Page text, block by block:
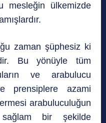
mesleğin ülkemizde
zaman şüphesiz ki
Bu yönüyle tüm
ve arabulucu
prensiplere azami
arabuluculuğun
bir şekilde